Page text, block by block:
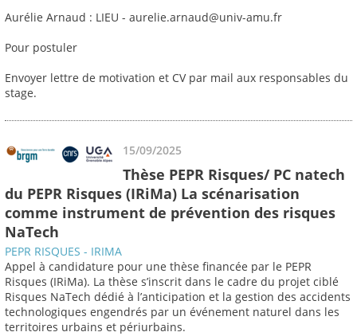
Aurélie Arnaud : LIEU - aurelie.arnaud@univ-amu.fr
Pour postuler
Envoyer lettre de motivation et CV par mail aux responsables du
stage.
15/09/2025
Thèse PEPR Risques/ PC natech
du PEPR Risques (IRiMa) La scénarisation
comme instrument de prévention des risques
NaTech
PEPR RISQUES - IRIMA
Appel à candidature pour une thèse financée par le PEPR
Risques (IRiMa). La thèse s’inscrit dans le cadre du projet ciblé
Risques NaTech dédié à l’anticipation et la gestion des accidents
technologiques engendrés par un événement naturel dans les
territoires urbains et périurbains.